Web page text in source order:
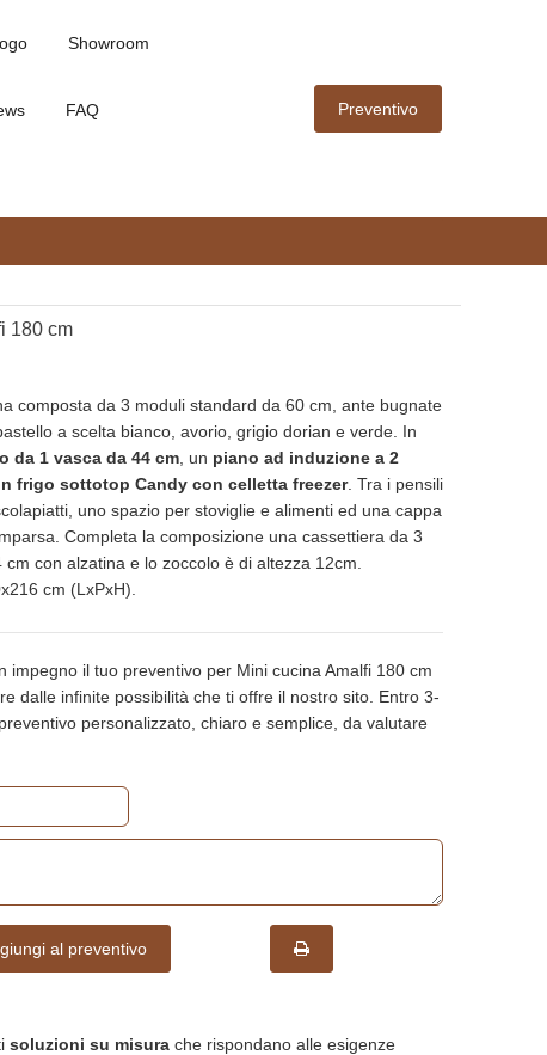
Showroom
FAQ Preventivo
180 cm
composta da 3 moduli standard da 60 cm, ante bugnate
a scelta bianco, avorio, grigio dorian e verde. In
da 1 vasca da 44 cm , un piano ad induzione a 2
frigo sottotop Candy con celletta freezer. Tra i pensili
uno spazio per stoviglie e alimenti ed una cappa
Completa la composizione una cassettiera da 3
con alzatina e lo zoccolo è di altezza 12cm.
cm (LxPxH).
impegno il tuo preventivo per Mini cucina Amalfi 180 cm
dalle infinite possibilità che ti offre il nostro sito. Entro 3-
personalizzato, chiaro e semplice, da valutare
al preventivo
soluzioni su misura che rispondano alle esigenze